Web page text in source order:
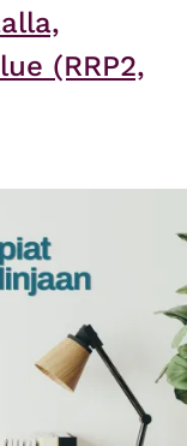
(RRP2,